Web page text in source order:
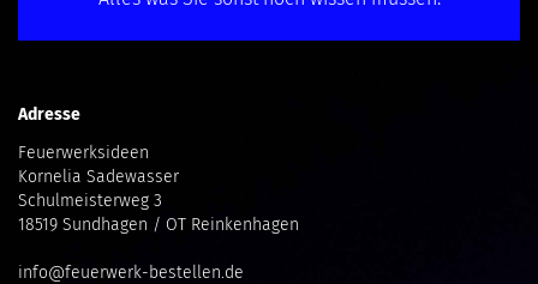
Adresse
Feuerwerksideen
Kornelia Sadewasser
Schulmeisterweg 3
18519 Sundhagen / OT Reinkenhagen
info@feuerwerk-bestellen.de